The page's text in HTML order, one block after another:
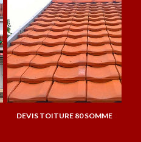
DEVIS TOITURE 80 SOMME